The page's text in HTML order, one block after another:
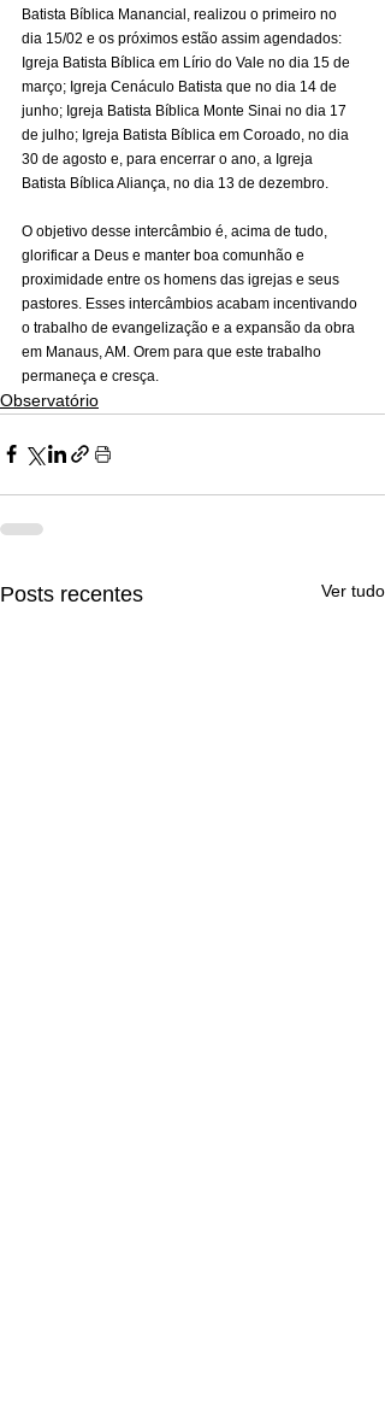
Batista Bíblica Manancial, realizou o primeiro no
dia 15/02 e os próximos estão assim agendados:
Igreja Batista Bíblica em Lírio do Vale no dia 15 de
março; Igreja Cenáculo Batista que no dia 14 de
junho; Igreja Batista Bíblica Monte Sinai no dia 17
de julho; Igreja Batista Bíblica em Coroado, no dia
30 de agosto e, para encerrar o ano, a Igreja
Batista Bíblica Aliança, no dia 13 de dezembro.
O objetivo desse intercâmbio é, acima de tudo,
glorificar a Deus e manter boa comunhão e
proximidade entre os homens das igrejas e seus
pastores. Esses intercâmbios acabam incentivando
o trabalho de evangelização e a expansão da obra
em Manaus, AM. Orem para que este trabalho
permaneça e cresça.
Observatório
Posts recentes Ver tudo